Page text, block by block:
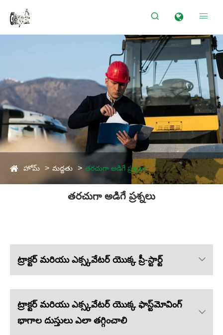
 
హోమ్ మద్దతు తరచుగా అడిగే ప్రశ్నలు
తరచుగా అడిగే ప్రశ్నలు
ట్రాక్టర్ మరియు ఎక్స్కవేటర్ యొక్క ప్రీ-స్టార్ట్
ట్రాక్టర్ మరియు ఎక్స్కవేటర్ యొక్క ఫాస్ట్‌మోవింగ్
భాగాల దుస్తులు ఎలా తగ్గించాలి